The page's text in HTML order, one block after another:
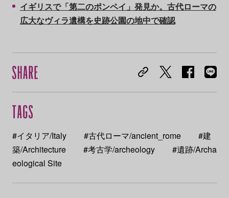
イギリスで「第二のポンペイ」発見か。古代ローマの
広大なヴィラ遺構を史跡公園の地中で確認
#イタリア/Italy #古代ローマ/ancient_rome
#建
築/Architecture
#考古学/archeology
#遺跡/Archa
eological Site